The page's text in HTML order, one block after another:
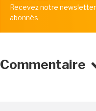
Recevez notre
abonnés
Commentaire